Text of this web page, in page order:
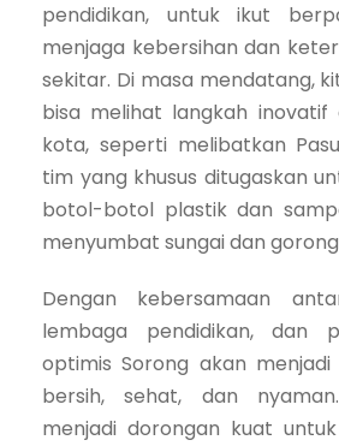
pendidikan, untuk ikut
menjaga kebersihan dan
sekitar. Di masa mendatang,
bisa melihat langkah inovatif
kota, seperti melibatkan
tim yang khusus ditugaskan
botol-botol plastik dan
menyumbat sungai dan
Dengan kebersamaan
lembaga pendidikan, dan
optimis Sorong akan
bersih, sehat, dan
menjadi dorongan kuat